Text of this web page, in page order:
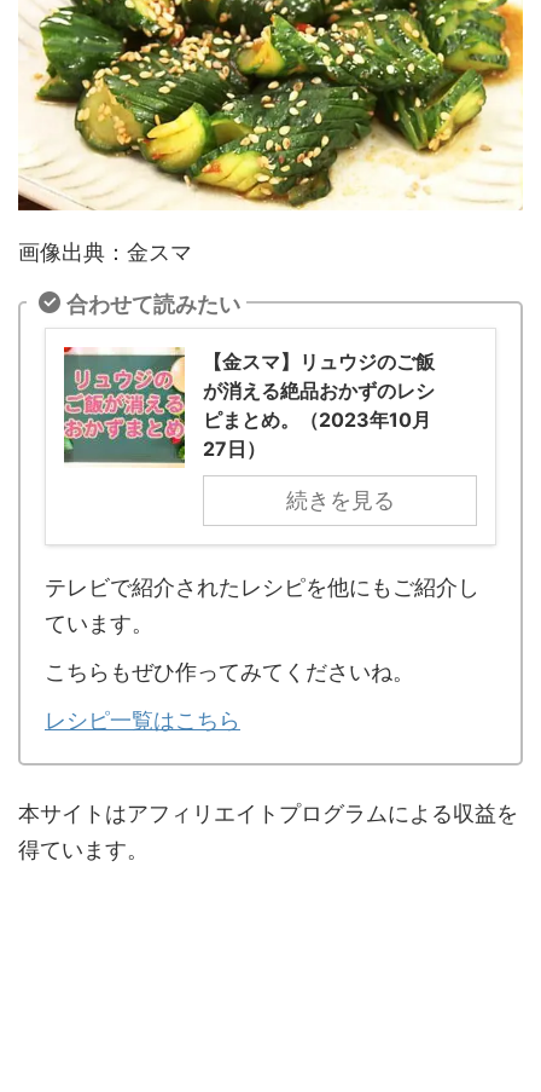
画像出典：金スマ
合わせて読みたい
【金スマ】リュウジのご飯
が消える絶品おかずのレシ
ピまとめ。（2023年10月
27日）
続きを見る
テレビで紹介されたレシピを他にもご紹介し
ています。
こちらもぜひ作ってみてくださいね。
レシピ一覧はこちら
本サイトはアフィリエイトプログラムによる収益を
得ています。